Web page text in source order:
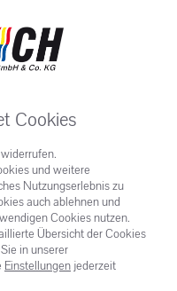
Cookies
und weitere
Nutzungserlebnis zu
auch ablehnen und
Cookies nutzen.
Übersicht der Cookies
in unserer
Einstellungen jederzeit